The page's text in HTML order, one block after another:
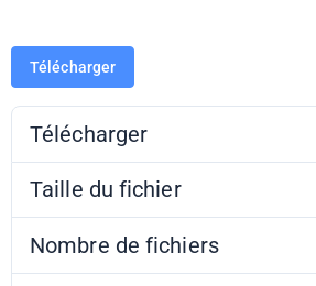
Télécharger
Télécharger
Taille du fichier
Nombre de fichiers